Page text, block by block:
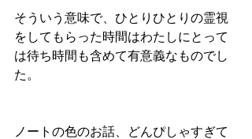
そういう意味で、ひとりひとりの霊視
をしてもらった時間はわたしにとって
は待ち時間も含めて有意義なものでし
た。
ノートの色のお話、どんぴしゃすぎて